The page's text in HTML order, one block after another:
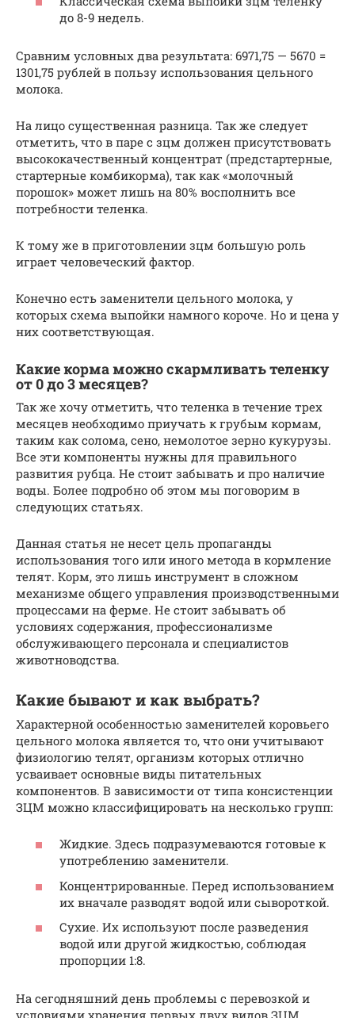
до 8-9 недель.
Сравним условных два результата: 6971,75 — 5670 =
1301,75 рублей в пользу использования цельного
молока.
На лицо существенная разница. Так же следует
отметить, что в паре с зцм должен присутствовать
высококачественный концентрат (предстартерные,
стартерные комбикорма), так как «молочный
порошок» может лишь на 80% восполнить все
потребности теленка.
К тому же в приготовлении зцм большую роль
играет человеческий фактор.
Конечно есть заменители цельного молока, у
которых схема выпойки намного короче. Но и цена у
них соответствующая.
Какие корма можно скармливать теленку
от 0 до 3 месяцев?
Так же хочу отметить, что теленка в течение трех
месяцев необходимо приучать к грубым кормам,
таким как солома, сено, немолотое зерно кукурузы.
Все эти компоненты нужны для правильного
развития рубца. Не стоит забывать и про наличие
воды. Более подробно об этом мы поговорим в
следующих статьях.
Данная статья не несет цель пропаганды
использования того или иного метода в кормление
телят. Корм, это лишь инструмент в сложном
механизме общего управления производственными
процессами на ферме. Не стоит забывать об
условиях содержания, профессионализме
обслуживающего персонала и специалистов
животноводства.
Какие бывают и как выбрать?
Характерной особенностью заменителей коровьего
цельного молока является то, что они учитывают
физиологию телят, организм которых отлично
усваивает основные виды питательных
компонентов. В зависимости от типа консистенции
ЗЦМ можно классифицировать на несколько групп:
Жидкие. Здесь подразумеваются готовые к
употреблению заменители.
Концентрированные. Перед использованием
их вначале разводят водой или сывороткой.
Сухие. Их используют после разведения
водой или другой жидкостью, соблюдая
пропорции 1:8.
На сегодняшний день проблемы с перевозкой и